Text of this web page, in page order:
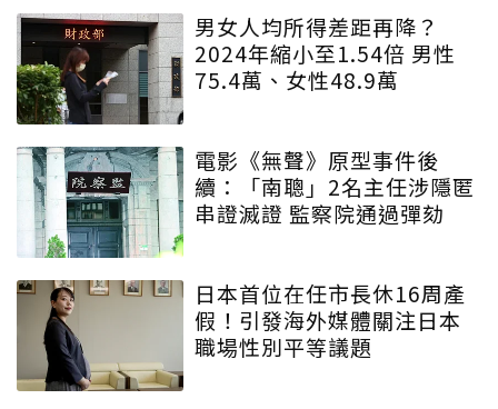
男女人均所得差距再降？
2024年縮小至1.54倍 男性
75.4萬、女性48.9萬
電影《無聲》原型事件後
續：「南聰」2名主任涉隱匿
串證滅證 監察院通過彈劾
日本首位在任市長休16周產
假！引發海外媒體關注日本
職場性別平等議題